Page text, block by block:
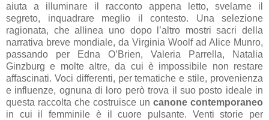
aiuta a illuminare il racconto appena letto, svelarne il
segreto, inquadrare meglio il contesto. Una selezione
ragionata, che allinea uno dopo l’altro mostri sacri della
narrativa breve mondiale, da Virginia Woolf ad Alice Munro,
passando per Edna O’Brien, Valeria Parrella, Natalia
Ginzburg e molte altre, da cui è impossibile non restare
affascinati. Voci differenti, per tematiche e stile, provenienza
e influenze, ognuna di loro però trova il suo posto ideale in
questa raccolta che costruisce un canone contemporaneo
in cui il femminile è il cuore pulsante. Venti storie per